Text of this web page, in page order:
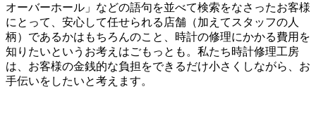
オーバーホール」などの語句を並べて検索をなさったお客様
にとって、安心して任せられる店舗（加えてスタッフの人
柄）であるかはもちろんのこと、時計の修理にかかる費用を
知りたいというお考えはごもっとも。私たち時計修理工房
は、お客様の金銭的な負担をできるだけ小さくしながら、お
手伝いをしたいと考えます。